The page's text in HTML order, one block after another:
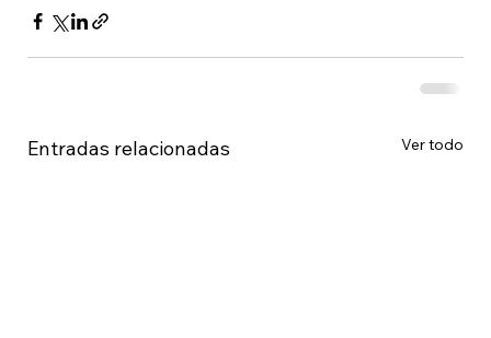
Entradas relacionadas Ver todo